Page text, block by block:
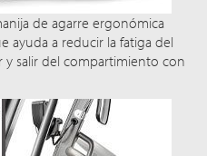
de agarre ergonómica
ayuda a reducir la fatiga del
salir del compartimiento con